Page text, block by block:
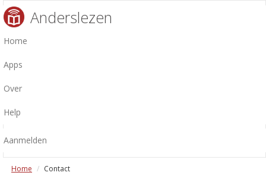
Anderslezen
Home
Apps
Over
Help
Aanmelden
Home Contact